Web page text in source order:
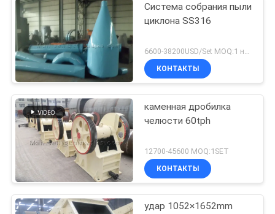
Система собрания пыли
циклона SS316
6600-38200USD/Set MOQ:1 набор
КОНТАКТЫ
каменная дробилка
челюсти 60tph
12700-45600 MOQ:1SET
КОНТАКТЫ
удар 1052×1652mm